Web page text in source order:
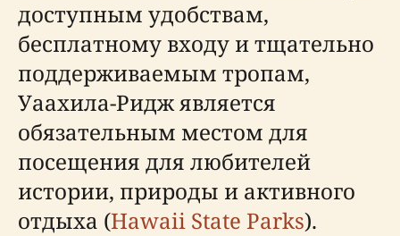
доступным удобствам,
бесплатному входу и тщательно
поддерживаемым тропам,
Уаахила-Ридж является
обязательным местом для
посещения для любителей
истории, природы и активного
отдыха (Hawaii State Parks).